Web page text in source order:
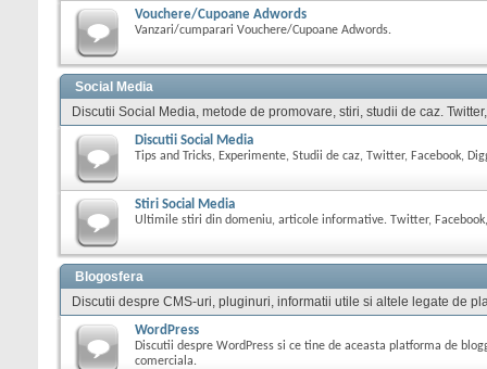
Vouchere/Cupoane Adwords
Vanzari/cumparari Vouchere/Cupoane Adwords.
Social Media
Discutii Social Media, metode de promovare, stiri, studii de caz.
Discutii Social Media
Tips and Tricks, Experimente, Studii de caz, Twitter, Facebook,
Stiri Social Media
Ultimile stiri din domeniu, articole informative. Twitter,
Blogosfera
Discutii despre CMS-uri, pluginuri, informatii utile si altele legate de
WordPress
Discutii despre WordPress si ce tine de aceasta platforma de
comerciala.